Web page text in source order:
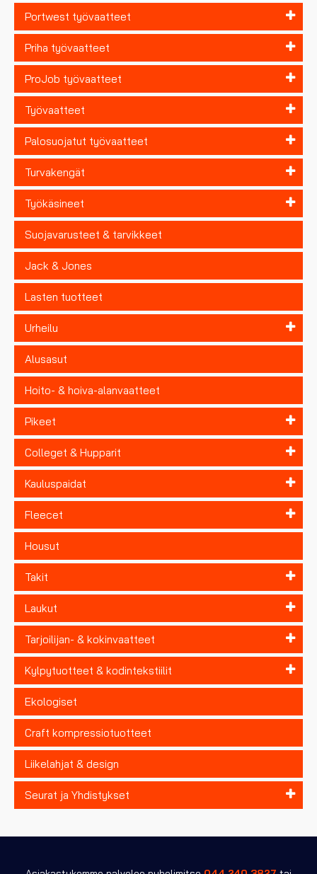
Portwest työvaatteet
Priha työvaatteet
ProJob työvaatteet
Työvaatteet
Palosuojatut työvaatteet
Turvakengät
Työkäsineet
Suojavarusteet & tarvikkeet
Jack & Jones
Lasten tuotteet
Urheilu
Alusasut
Hoito- & hoiva-alanvaatteet
Pikeet
Colleget & Hupparit
Kauluspaidat
Fleecet
Housut
Takit
Laukut
Tarjoilijan- & kokinvaatteet
Kylpytuotteet & kodintekstiilit
Ekologiset
Craft kompressiotuotteet
Liikelahjat & design
Seurat ja Yhdistykset